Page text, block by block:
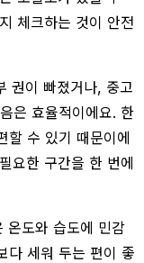
체크하는 것이 안전
권이 빠졌거나, 중고
은 효율적이에요. 한
할 수 있기 때문이에
요한 구간을 한 번에
온도와 습도에 민감
다 세워 두는 편이 좋